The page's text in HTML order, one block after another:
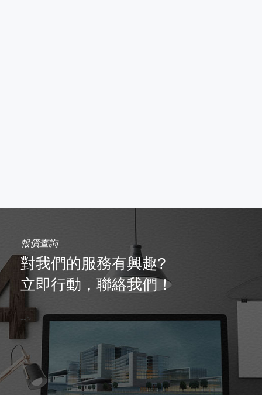
報價查詢
對我們的服務有興趣?
立即行動，聯絡我們！
-->